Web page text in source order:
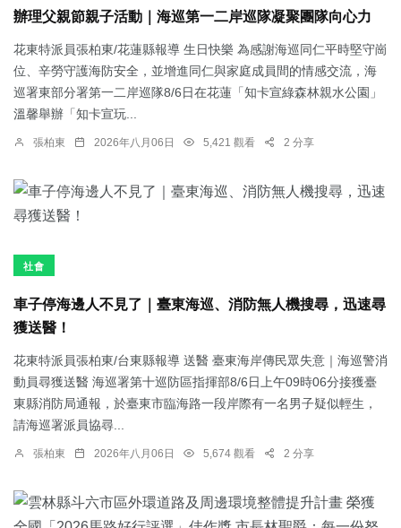
辦理父親節親子活動｜海巡第一二岸巡隊凝聚團隊向心力
花東特派員張柏東/花蓮縣報導 生日快樂 為感謝海巡同仁平時堅守崗
位、辛勞守護海防安全，並增進同仁與家庭成員間的情感交流，海
巡署東部分署第一二岸巡隊8/6日在花蓮「知卡宣綠森林親水公園」
溫馨舉辦「知卡宣玩...
張柏東 2026年八月06日 5,421 觀看 2 分享
社會
車子停海邊人不見了｜臺東海巡、消防無人機搜尋，迅速尋
獲送醫！
花東特派員張柏東/台東縣報導 送醫 臺東海岸傳民眾失意｜海巡警消
動員尋獲送醫 海巡署第十巡防區指揮部8/6日上午09時06分接獲臺
東縣消防局通報，於臺東市臨海路一段岸際有一名男子疑似輕生，
請海巡署派員協尋...
張柏東 2026年八月06日 5,674 觀看 2 分享